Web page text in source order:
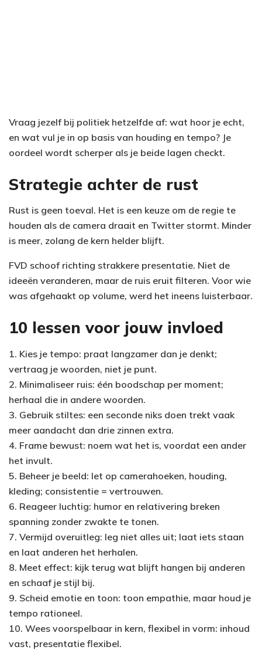
Vraag jezelf bij politiek hetzelfde af: wat hoor je echt,
en wat vul je in op basis van houding en tempo? Je
oordeel wordt scherper als je beide lagen checkt.
Strategie achter de rust
Rust is geen toeval. Het is een keuze om de regie te
houden als de camera draait en Twitter stormt. Minder
is meer, zolang de kern helder blijft.
FVD schoof richting strakkere presentatie. Niet de
ideeën veranderen, maar de ruis eruit filteren. Voor wie
was afgehaakt op volume, werd het ineens luisterbaar.
10 lessen voor jouw invloed
1. Kies je tempo: praat langzamer dan je denkt;
vertraag je woorden, niet je punt.
2. Minimaliseer ruis: één boodschap per moment;
herhaal die in andere woorden.
3. Gebruik stiltes: een seconde niks doen trekt vaak
meer aandacht dan drie zinnen extra.
4. Frame bewust: noem wat het is, voordat een ander
het invult.
5. Beheer je beeld: let op camerahoeken, houding,
kleding; consistentie = vertrouwen.
6. Reageer luchtig: humor en relativering breken
spanning zonder zwakte te tonen.
7. Vermijd overuitleg: leg niet alles uit; laat iets staan
en laat anderen het herhalen.
8. Meet effect: kijk terug wat blijft hangen bij anderen
en schaaf je stijl bij.
9. Scheid emotie en toon: toon empathie, maar houd je
tempo rationeel.
10. Wees voorspelbaar in kern, flexibel in vorm: inhoud
vast, presentatie flexibel.